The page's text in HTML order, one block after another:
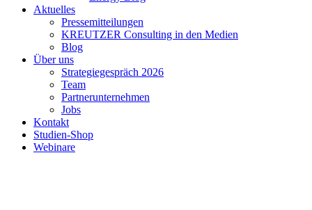
Aktuelles
Pressemitteilungen
KREUTZER Consulting in den Medien
Blog
Über uns
Strategiegespräch 2026
Team
Partnerunternehmen
Jobs
Kontakt
Studien-Shop
Webinare